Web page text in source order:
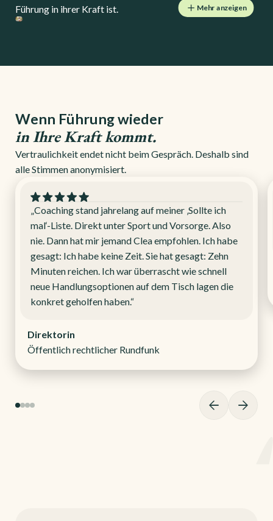
Führung in ihrer Kraft ist.
Mehr anzeigen
Wenn Führung wieder
in Ihre Kraft kommt.
Vertraulichkeit endet nicht beim Gespräch. Deshalb sind
alle Stimmen anonymisiert.
„Coaching stand jahrelang auf meiner ‚Sollte ich
mal‘-Liste. Direkt unter Sport und Vorsorge. Also
nie. Dann hat mir jemand Clea empfohlen. Ich habe
gesagt: Ich habe keine Zeit. Sie hat gesagt: Zehn
Minuten reichen. Ich war überrascht wie schnell
neue Handlungsoptionen auf dem Tisch lagen die
konkret geholfen haben.“
Direktorin
Öffentlich rechtlicher Rundfunk